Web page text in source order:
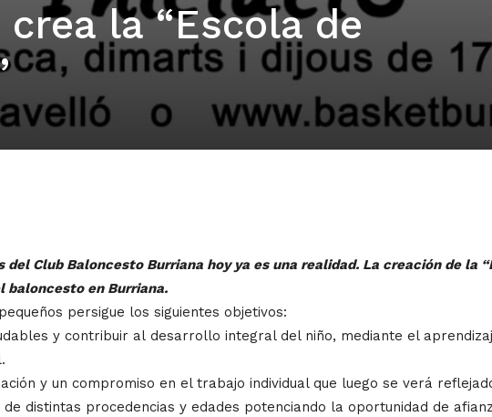
la “Escola de
Club Baloncesto Burriana hoy ya es una realidad. La creación de la
en Burriana.
persigue los siguientes objetivos:
y contribuir al desarrollo integral del niño, mediante el
y un compromiso en el trabajo individual que luego se verá
distintas procedencias y edades potenciando la oportunidad de